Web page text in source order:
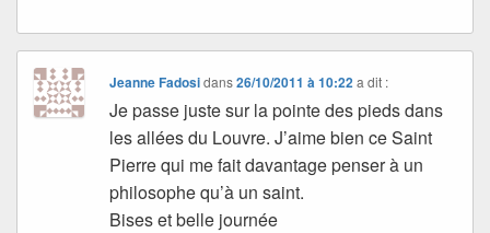
Jeanne Fadosidans26/10/2011 à 10:22 a dit :
Je passe juste sur la pointe des pieds dans
les allées du Louvre. J’aime bien ce Saint
Pierre qui me fait davantage penser à un
philosophe qu’à un saint.
Bises et belle journée